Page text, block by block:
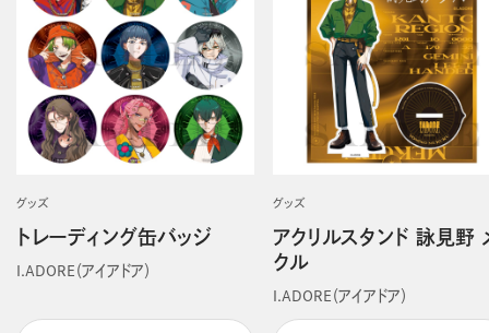
グッズ
トレーディング缶バッジ
I.ADORE（アイアドア）
グッズ
アクリルスタンド 詠見野
クル
I.ADORE（アイアドア）